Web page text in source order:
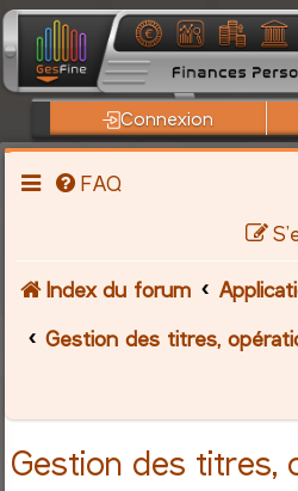
Connexion
FAQ
Index du forum
Gestion des titres,
Gestion des titres,